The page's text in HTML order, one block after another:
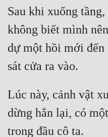
Sau khi xuống
không biết mình
dự một hồi mới đến
Lúc này, cảnh vật
dừng hẳn lại, có